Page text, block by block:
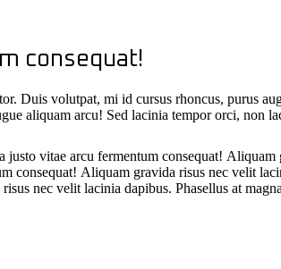
consequat!
Duis volutpat, mi id cursus rhoncus, purus
aliquam arcu! Sed lacinia tempor orci, non
justo vitae arcu fermentum consequat!
consequat! Aliquam gravida risus nec velit
nec velit lacinia dapibus. Phasellus at